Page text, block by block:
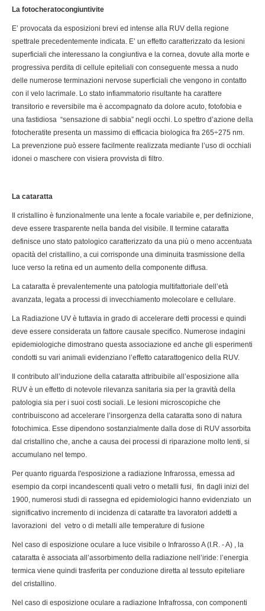
La fotocheratocongiuntivite
E’ provocata da esposizioni brevi ed intense alla RUV della regione
spettrale precedentemente indicata. E’ un effetto caratterizzato da lesioni
superficiali che interessano la congiuntiva e la cornea, dovute alla morte e
progressiva perdita di cellule epiteliali con conseguente messa a nudo
delle numerose terminazioni nervose superficiali che vengono in contatto
con il velo lacrimale. Lo stato infiammatorio risultante ha carattere
transitorio e reversibile ma è accompagnato da dolore acuto, fotofobia e
una fastidiosa “sensazione di sabbia” negli occhi. Lo spettro d’azione della
fotocheratite presenta un massimo di efficacia biologica fra 265÷275 nm.
La prevenzione può essere facilmente realizzata mediante l’uso di occhiali
idonei o maschere con visiera provvista di filtro.
La cataratta
Il cristallino è funzionalmente una lente a focale variabile e, per definizione,
deve essere trasparente nella banda del visibile. Il termine cataratta
definisce uno stato patologico caratterizzato da una più o meno accentuata
opacità del cristallino, a cui corrisponde una diminuita trasmissione della
luce verso la retina ed un aumento della componente diffusa.
La cataratta è prevalentemente una patologia multifattoriale dell’età
avanzata, legata a processi di invecchiamento molecolare e cellulare.
La Radiazione UV è tuttavia in grado di accelerare detti processi e quindi
deve essere considerata un fattore causale specifico. Numerose indagini
epidemiologiche dimostrano questa associazione ed anche gli esperimenti
condotti su vari animali evidenziano l’effetto catarattogenico della RUV.
Il contributo all’induzione della cataratta attribuibile all’esposizione alla
RUV è un effetto di notevole rilevanza sanitaria sia per la gravità della
patologia sia per i suoi costi sociali. Le lesioni microscopiche che
contribuiscono ad accelerare l’insorgenza della cataratta sono di natura
fotochimica. Esse dipendono sostanzialmente dalla dose di RUV assorbita
dal cristallino che, anche a causa dei processi di riparazione molto lenti, si
accumulano nel tempo.
Per quanto riguarda l'esposizione a radiazione Infrarossa, emessa ad
esempio da corpi incandescenti quali vetro o metalli fusi, fin dagli inizi del
1900, numerosi studi di rassegna ed epidemiologici hanno evidenziato un
significativo incremento di incidenza di cataratte tra lavoratori addetti a
lavorazioni del vetro o di metalli alle temperature di fusione
Nel caso di esposizione oculare a luce visibile o Infrarosso A (I.R. - A) , la
cataratta è associata all’assorbimento della radiazione nell’iride: l’energia
termica viene quindi trasferita per conduzione diretta al tessuto epiteliare
del cristallino.
Nel caso di esposizione oculare a radiazione Infrafrossa, con componenti